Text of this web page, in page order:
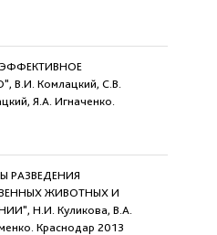
В.И. Комлацкий, С.В.
Я.А. Игначенко.
РАЗВЕДЕНИЯ
ЖИВОТНЫХ И
Н.И. Куликова, В.А.
Краснодар 2013